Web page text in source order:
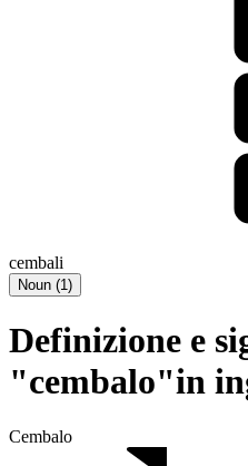
cembali
Noun (1)
Definizione e
"cembalo"in
Cembalo